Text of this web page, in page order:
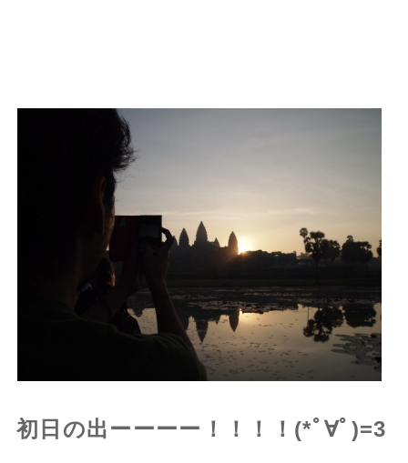
初日の出ーーーー！！！！(*ﾟ∀ﾟ)=3